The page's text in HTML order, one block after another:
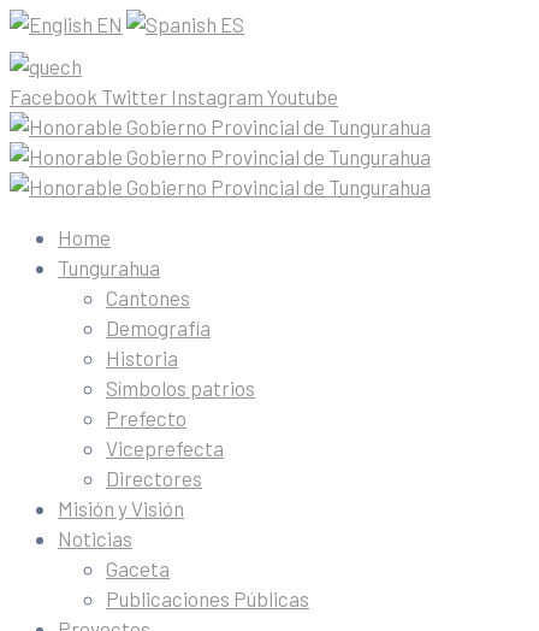
EN ES
Facebook Twitter Instagram Youtube
Home
Tungurahua
Cantones
Demografía
Historia
Símbolos patrios
Prefecto
Viceprefecta
Directores
Misión y Visión
Noticias
Gaceta
Publicaciones Públicas